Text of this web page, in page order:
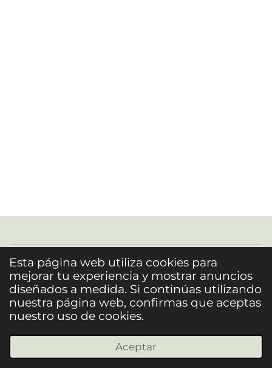
Esta página web utiliza cookies para
mejorar tu experiencia y mostrar anuncios
diseñados a medida. Si continúas utilizando
nuestra página web, confirmas que aceptas
nuestro uso de cookies.
Aceptar
© 2023 - 2026 Alba de Oliveira
Con la tecnología deWebador